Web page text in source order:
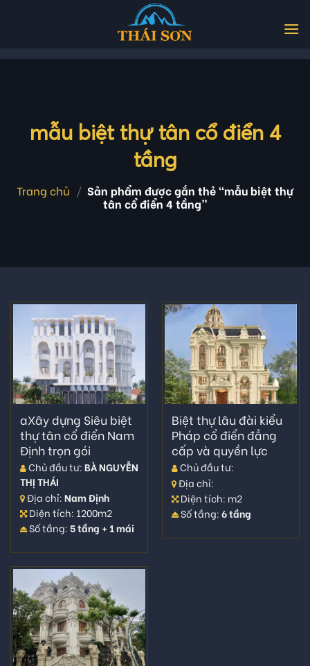
mẫu biệt thự tân cổ điển 4
tầng
Trang chủ / Sản phẩm được gắn thẻ “mẫu biệt thự
tân cổ điển 4 tầng”
aXây dựng Siêu biệt
thự tân cổ điển Nam
Định trọn gói
Chủ đầu tư: BÀ NGUYỄN
THỊ THÁI
Địa chỉ: Nam Định
Diện tích: 1200m2
Số tầng: 5 tầng + 1 mái
Biệt thự lâu đài kiểu
Pháp cổ điển đẳng
cấp và quyền lực
Chủ đầu tư:
Địa chỉ:
Diện tích: m2
Số tầng: 6 tầng